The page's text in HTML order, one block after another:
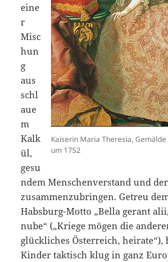
Kaiserin Maria Theresia,
um 1752
eine
r
Misc
hun
g
aus
schl
aue
m
Kalk
ül,
gesu
ndem Menschenverstand und
zusammenzubringen. Getreu
Habsburg-Motto „Bella gerant
nube“ („Kriege mögen die
glückliches Österreich, heirate“),
Kinder taktisch klug in ganz